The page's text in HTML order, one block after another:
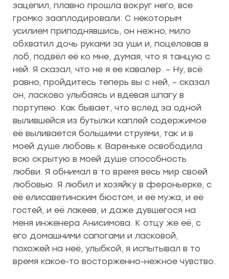
зацепил, плавно прошла вокруг него, все
громко зааплодировали. С некоторым
усилием приподнявшись, он нежно, мило
обхватил дочь руками за уши и, поцеловав в
лоб, подвёл её ко мне, думая, что я танцую с
ней. Я сказал, что не я её кавалер. – Ну, всё
равно, пройдитесь теперь вы с ней, – сказал
он, ласково улыбаясь и вдевая шпагу в
портупею. Как бывает, что вслед за одной
вылившейся из бутылки каплей содержимое
её выливается большими струями, так и в
моей душе любовь к Вареньке освободила
всю скрытую в моей душе способность
любви. Я обнимал в то время весь мир своей
любовью. Я любил и хозяйку в фероньерке, с
её елисаветинским бюстом, и её мужа, и её
гостей, и её лакеев, и даже дувшегося на
меня инженера Анисимова. К отцу же её, с
его домашними сапогами и ласковой,
похожей на неё, улыбкой, я испытывал в то
время какое-то восторженно-нежное чувство.